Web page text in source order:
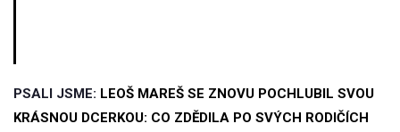
PSALI JSME: LEOŠ MAREŠ SE ZNOVU POCHLUBIL SVOU
KRÁSNOU DCERKOU: CO ZDĚDILA PO SVÝCH RODIČÍCH